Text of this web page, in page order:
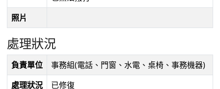
照片
處理狀況
負責單位
事務組(電話、門窗、水電、桌椅、事務機器)
處理狀況
已修復